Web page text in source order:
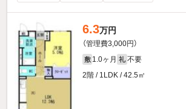
6.3万円
（管理費3,000円）
敷 1.0ヶ月 礼 不要
2階 / 1LDK / 42.5㎡